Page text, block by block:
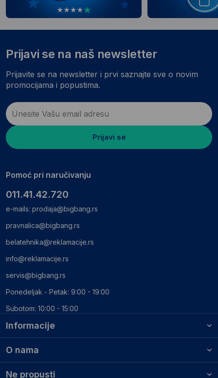
Informacije
O nama
Ne propusti
Prijavi se na naš newsletter
Prijavite se na newsletter i prvi saznajte sve o novim
promocijama i popustima.
Prijavi se
Pomoć pri naručivanju
011.41.42.720
e-mails: prodaja@bigbang.rs
pravnalica@bigbang.rs
belatehnika@reklamacije.rs
info@reklamacije.rs
servis@bigbang.rs
Ponedeljak - Petak: 9:00 - 19:00
Subotom: 10:00 - 15:00